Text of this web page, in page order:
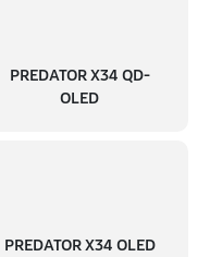
PREDATOR X34 QD-
OLED
PREDATOR X34 OLED